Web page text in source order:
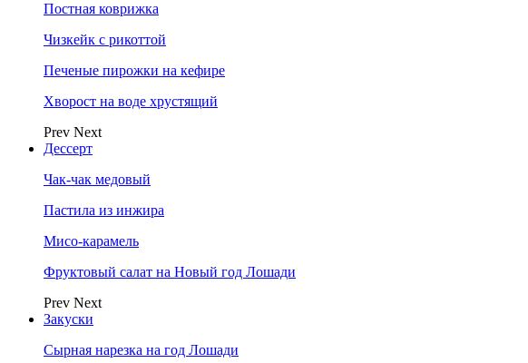
Постная коврижка
Чизкейк с рикоттой
Печеные пирожки на кефире
Хворост на воде хрустящий
Prev Next
Дессерт
Чак-чак медовый
Пастила из инжира
Мисо-карамель
Фруктовый салат на Новый год Лошади
Prev Next
Закуски
Сырная нарезка на год Лошади